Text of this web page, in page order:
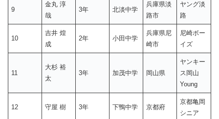
9
金丸 淳
哉
3年 北淡中学
兵庫県淡
路市
ヤング淡
路
10
吉井 煌
成
2年 小田中学
兵庫県尼
崎市
尼崎ボー
イズ
11
大杉 裕
太
3年 加茂中学 岡山県
ヤンキー
ス岡山
Young
12 守屋 樹 3年 下鴨中学 京都府
京都亀岡
シニア